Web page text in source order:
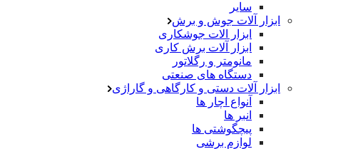
سایر
ابزار آلات جوش و برش
ابزار الات جوشکاری
ابزار آلات برش کاری
مانومتر و رگلاتور
دستگاه های صنعتی
ابزار آلات دستی و کارگاهی و گاراژی
آنواع اچار ها
انبر ها
پیچگوشتی ها
لوازم برشی